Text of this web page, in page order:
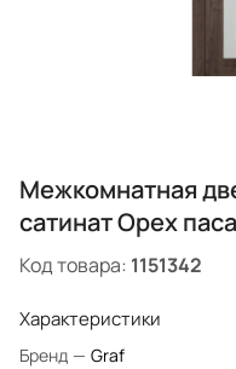
Межкомнатная
сатинат Орех
Код товара: 1151342
Характеристики
Бренд — Graf